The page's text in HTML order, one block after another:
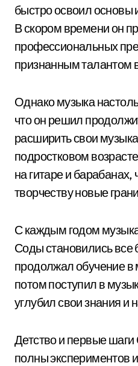
быстро освоил основы
В скором времени он
профессиональных
признанным талантом
Однако музыка
что он решил
расширить свои
подростковом
на гитаре и барабанах,
творчеству новые
С каждым годом
Соды становились
продолжал обучение
потом поступил в
углубил свои знания и
Детство и первые
полны экспериментов